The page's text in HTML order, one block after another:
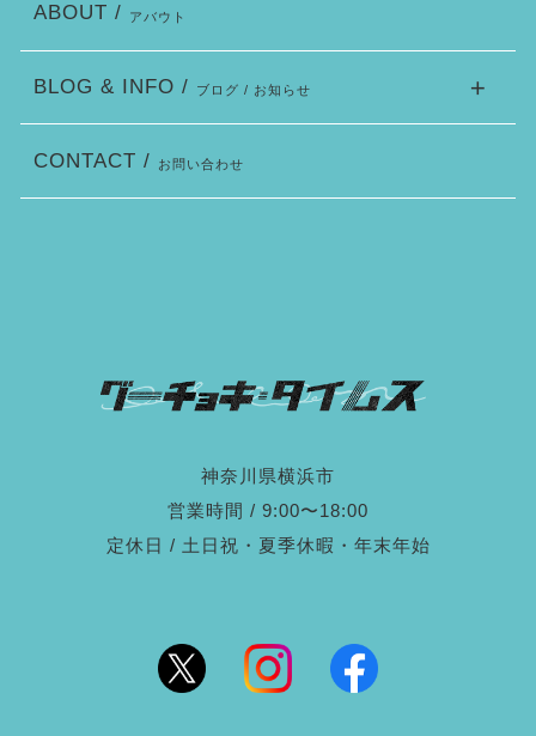
神奈川県横浜市
営業時間 / 9:00〜18:00
定休日 / 土日祝・夏季休暇・年末年始
ABOUT / アバウト
BLOG & INFO / ブログ / お知らせ
CONTACT / お問い合わせ